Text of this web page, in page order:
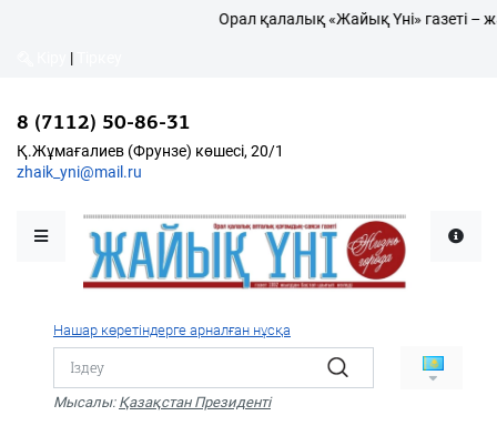
Қалалықтар қаперіне
Қоғам
Дені сау ұлт
Спорт
Қ.Жұмағалиев (Фрунзе)
Орал қалалық «Жайық Үні» газеті –
|
8 (7112) 50-86-31
Қ.Жұмағалиев (Фрунзе) көшесі, 20/1
zhaik_yni@mail.ru
Нашар көретіндерге арналған нұсқа
Мысалы: Қазақстан Президенті